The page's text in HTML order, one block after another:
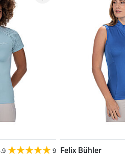
9 Felix Bühler